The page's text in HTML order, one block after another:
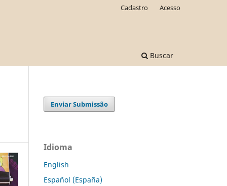
Buscar
Cadastro Acesso
Enviar Submissão
Idioma
English
Español (España)